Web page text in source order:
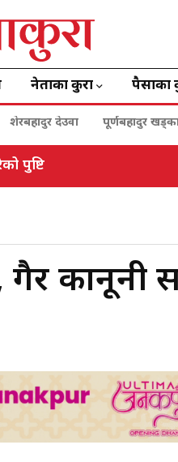
नेताका कुरा पैसाका
शेरबहादुर देउवा पूर्णबहादुर
पुष्टि
गैर कानूनी